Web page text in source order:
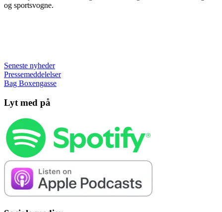
og sportsvogne.
Seneste nyheder
Pressemeddelelser
Bag Boxengasse
Lyt med på